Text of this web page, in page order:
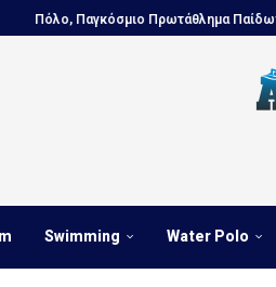
Πόλο, Παγκόσμιο Πρωτάθλημα Παίδων...
Swimming Water Polo